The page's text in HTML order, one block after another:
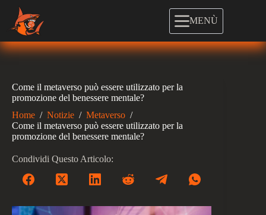
contenuto
MENÙ
Come il metaverso può essere utilizzato per la
promozione del benessere mentale?
Home / Notizie / Metaverso /
Come il metaverso può essere utilizzato per la
promozione del benessere mentale?
Condividi Questo Articolo: